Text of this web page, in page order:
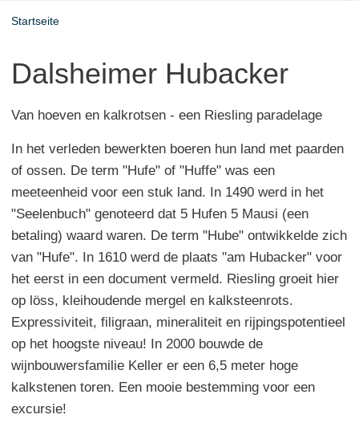
Startseite
Dalsheimer Hubacker
Van hoeven en kalkrotsen - een Riesling paradelage
In het verleden bewerkten boeren hun land met paarden
of ossen. De term "Hufe" of "Huffe" was een
meeteenheid voor een stuk land. In 1490 werd in het
"Seelenbuch" genoteerd dat 5 Hufen 5 Mausi (een
betaling) waard waren. De term "Hube" ontwikkelde zich
van "Hufe". In 1610 werd de plaats "am Hubacker" voor
het eerst in een document vermeld. Riesling groeit hier
op löss, kleihoudende mergel en kalksteenrots.
Expressiviteit, filigraan, mineraliteit en rijpingspotentieel
op het hoogste niveau! In 2000 bouwde de
wijnbouwersfamilie Keller er een 6,5 meter hoge
kalkstenen toren. Een mooie bestemming voor een
excursie!